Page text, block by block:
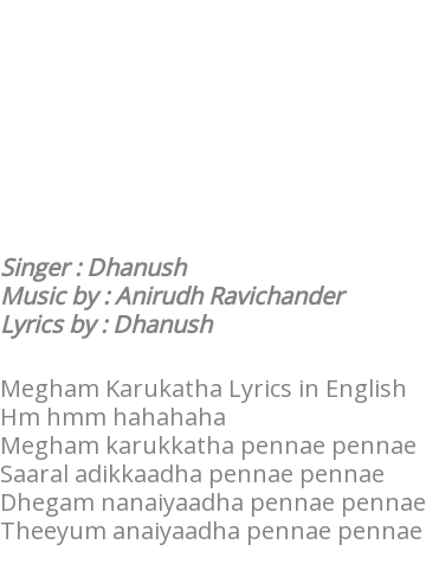
Singer : Dhanush
Music by : Anirudh Ravichander
Lyrics by : Dhanush
Megham Karukatha Lyrics in English
Hm hmm hahahaha
Megham karukkatha pennae pennae
Saaral adikkaadha pennae pennae
Dhegam nanaiyaadha pennae pennae
Theeyum anaiyaadha pennae pennae